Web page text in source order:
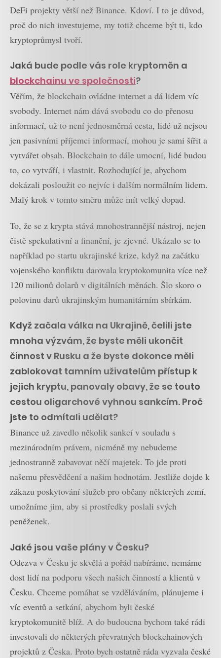
DeFi projekty větší než Binance. Kdoví. I to je důvod,
proč do nich investujeme, my totiž chceme být ti, kdo
kryptoprůmysl tvoří.
Jaká bude podle vás role kryptoměn a
blockchainu ve společnosti?
Věřím, že blockchain ovládne internet a dá lidem víc
svobody. Internet nám dává svobodu co do přenosu
informací, už to není jednosměrná cesta, lidé už nejsou
jen pasivními příjemci informací, mohou je sami šířit a
vytvářet obsah. Blockchain to dále umocní, lidé budou
to, co vytváří, i vlastnit. Rozhodující je, abychom
dokázali posloužit co nejvíc i dalším normálním lidem.
Malý krok v tomto směru může mít velký dopad.
To, že se z krypta stává mnohostrannější nástroj, nejen
čistě spekulativní a finanční, je zjevné. Ukázalo se to
například po startu ukrajinské krize, když na začátku
vojenského konfliktu darovala kryptokomunita více než
120 milionů dolarů v digitálních měnách. Šlo skoro o
polovinu darů ukrajinským humanitárním sbírkám.
Když začala válka na Ukrajině, čelili jste
mnoha výzvám, že byste měli ukončit
činnost v Rusku a že byste dokonce měli
zablokovat tamním uživatelům přístup k
jejich kryptu, panovaly obavy, že se touto
cestou oligarchové vyhnou sankcím. Proč
jste to odmítali udělat?
Binance už zavedlo několik sankcí v souladu s
mezinárodním právem, nicméně my nebudeme
jednostranně zabavovat něčí majetek. To jde proti
našemu přesvědčení a našim hodnotám. Jestliže dojde k
zákazu poskytování služeb pro občany některých zemí,
umožníme jim, aby si prostředky poslali svých
peněženek.
Jaké jsou vaše plány v Česku?
Odezva v Česku je skvělá a pořád nabíráme, nemáme
dost lidí na podporu všech našich činností a klientů v
Česku. Chceme pomáhat se vzděláváním, plánujeme i
víc eventů a setkání, abychom byli české
kryptokomunitě blíž. A do budoucna bychom také rádi
investovali do některých převratných blockchainových
projektů z Česka. Proto bych ostatně ráda vyzvala české